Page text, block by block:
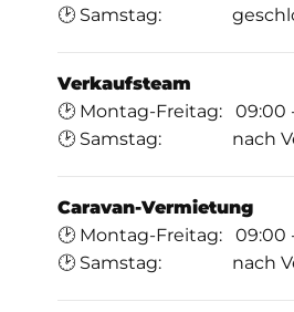
🕑 Samstag:
Verkaufsteam
🕑 Montag-Freitag: 09:00
🕑 Samstag: nach
Caravan-Vermietung
🕑 Montag-Freitag: 09:00
🕑 Samstag: nach